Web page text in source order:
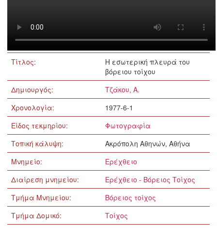
Τίτλος:
Η εσωτερική πλευρά του
βόρειου τοίχου
Δημιουργός:
Τζάκου, Α.
Χρονολογία:
1977-6-1
Είδος τεκμηρίου:
Φωτογραφία
Τοπική κάλυψη:
Ακρόπολη Αθηνών, Αθήνα
Μνημείο:
Ερέχθειο
Διαίρεση μνημείου:
Ερέχθειο - Βόρειος Τοίχος
Τμήμα Μνημείου:
Βόρειος τοίχος
Τμήμα Δομικό:
Τοίχος